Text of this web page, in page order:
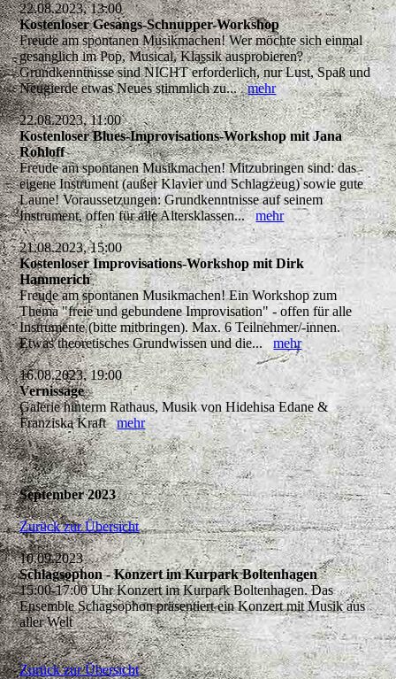
22.08.2023, 13:00
Kostenloser Gesangs-Schnupper-Workshop
Freude am spontanen Musikmachen! Wer möchte sich einmal
gesanglich im Pop, Musical, Klassik ausprobieren?
Grundkenntnisse sind NICHT erforderlich, nur Lust, Spaß und
Neugierde etwas Neues stimmlich zu...mehr
22.08.2023, 11:00
Kostenloser Blues-Improvisations-Workshop mit Jana
Rohloff
Freude am spontanen Musikmachen! Mitzubringen sind: das
eigene Instrument (außer Klavier und Schlagzeug) sowie gute
Laune! Voraussetzungen: Grundkenntnisse auf seinem
Instrument, offen für alle Altersklassen...mehr
21.08.2023, 15:00
Kostenloser Improvisations-Workshop mit Dirk
Hammerich
Freude am spontanen Musikmachen! Ein Workshop zum
Thema "freie und gebundene Improvisation" - offen für alle
Instrumente (bitte mitbringen). Max. 6 Teilnehmer/-innen.
Etwas theoretisches Grundwissen und die...mehr
16.08.2023, 19:00
Vernissage
Galerie hinterm Rathaus, Musik von Hidehisa Edane &
Franziska Kraftmehr
September 2023
Zurück zur Übersicht
10.09.2023
Schlagsophon - Konzert im Kurpark Boltenhagen
15:00-17:00 Uhr Konzert im Kurpark Boltenhagen. Das
Ensemble Schagsophon präsentiert ein Konzert mit Musik aus
aller Welt
Zurück zur Übersicht